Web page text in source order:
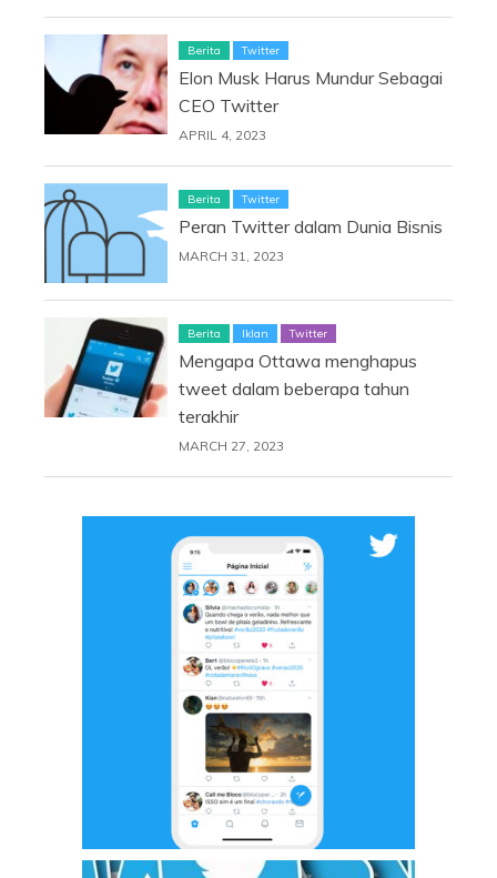
Berita Twitter
Elon Musk Harus Mundur Sebagai
CEO Twitter
APRIL 4, 2023
Berita Twitter
Peran Twitter dalam Dunia Bisnis
MARCH 31, 2023
Berita Iklan Twitter
Mengapa Ottawa menghapus
tweet dalam beberapa tahun
terakhir
MARCH 27, 2023